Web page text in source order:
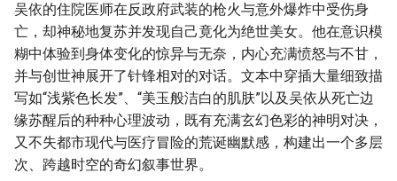
吴依的住院医师在反政府武装的枪火与意外爆炸中受伤身
亡，却神秘地复苏并发现自己竟化为绝世美女。他在意识模
糊中体验到身体变化的惊异与无奈，内心充满愤怒与不甘，
并与创世神展开了针锋相对的对话。文本中穿插大量细致描
写如“浅紫色长发”、“美玉般洁白的肌肤”以及吴依从死亡边
缘苏醒后的种种心理波动，既有充满玄幻色彩的神明对决，
又不失都市现代与医疗冒险的荒诞幽默感，构建出一个多层
次、跨越时空的奇幻叙事世界。